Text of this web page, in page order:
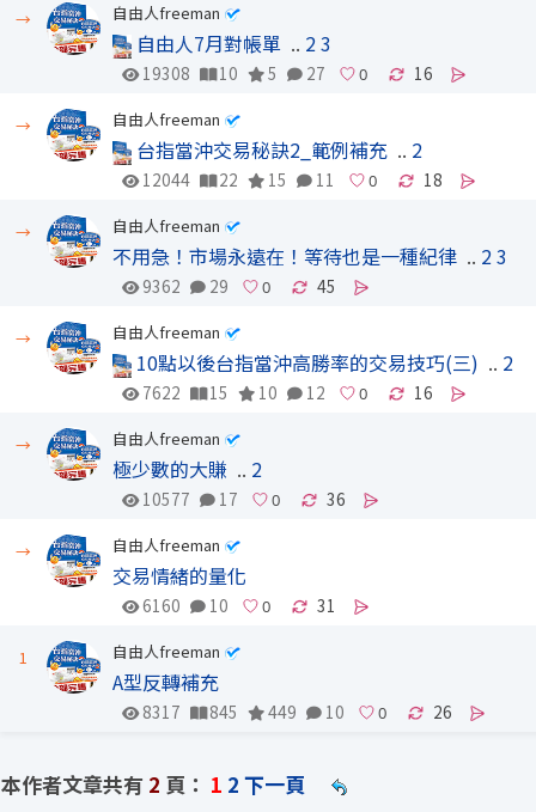
→ 自由人freeman
自由人7月對帳單 .. 23
19308 10 5 27 16
→ 自由人freeman
台指當沖交易秘訣2_範例補充 .. 2
12044 22 15 11 18
→ 自由人freeman
不用急！市場永遠在！等待也是一種紀律 .. 23
9362 29 45
→ 自由人freeman
10點以後台指當沖高勝率的交易技巧(三) .. 2
7622 15 10 12 16
→ 自由人freeman
極少數的大賺 .. 2
10577 17 36
→ 自由人freeman
交易情緒的量化
6160 10 31
1 自由人freeman
A型反轉補充
8317 845 449 10 26
本作者文章共有 2 頁： 1 2 下一頁